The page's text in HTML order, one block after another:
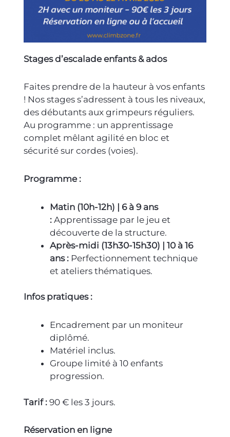
Stages d’escalade enfants & ados
Faites prendre de la hauteur à vos enfants
! Nosstages s’adressent à tous les niveaux,
des débutants aux grimpeurs réguliers.
Au programme : un apprentissage
complet mêlant agilité en bloc et
sécurité sur cordes (voies).
Programme :
Matin (10h-12h) | 6 à 9 ans
:Apprentissage par le jeu et
découverte de la structure.
Après-midi (13h30-15h30) | 10 à 16
ans : Perfectionnement technique
et ateliers thématiques.
Infos pratiques :
Encadrement par un moniteur
diplômé.
Matériel inclus.
Groupe limité à 10 enfants
progression.
Tarif :90 € les 3 jours.
Réservation en ligne